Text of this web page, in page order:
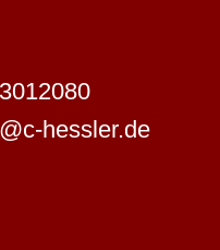
hessler.de